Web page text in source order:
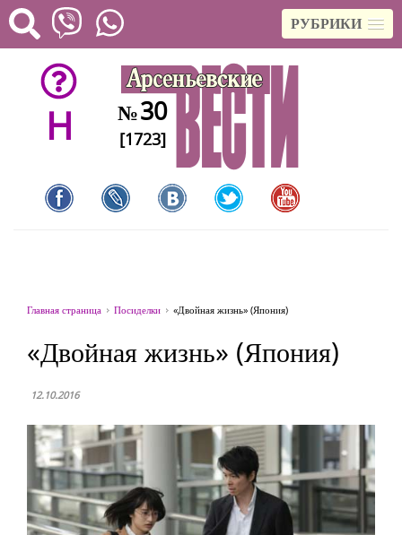
РУБРИКИ
H №30
[1723]
Главная страница Посиделки «Двойная жизнь» (Япония)
«Двойная жизнь» (Япония)
12.10.2016